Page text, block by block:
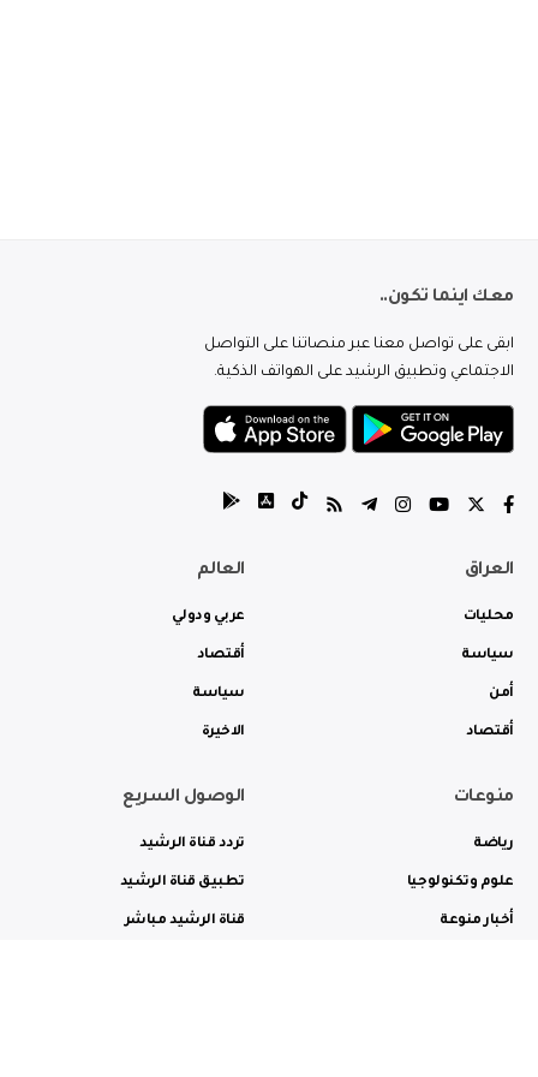
معك اينما تكون..
ابقى على تواصل معنا عبر منصاتنا على التواصل
الاجتماعي وتطبيق الرشيد على الهواتف الذكية.
العراق
محليات
سياسة
أمن
أقتصاد
العالم
عربي ودولي
أقتصاد
سياسة
الاخيرة
منوعات
رياضة
علوم وتكنولوجيا
أخبار منوعة
الوصول السريع
تردد قناة الرشيد
تطبيق قناة الرشيد
قناة الرشيد مباشر